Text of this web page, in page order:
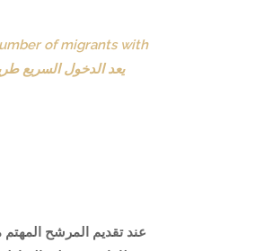
of migrants with
عند تقديم المرشح المهتم